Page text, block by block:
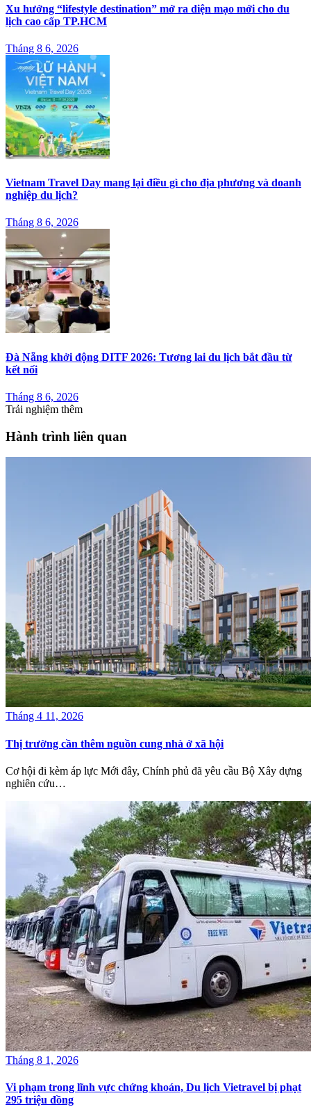
Xu hướng “lifestyle destination” mở ra diện mạo mới cho du
lịch cao cấp TP.HCM
Tháng 8 6, 2026
Vietnam Travel Day mang lại điều gì cho địa phương và doanh
nghiệp du lịch?
Tháng 8 6, 2026
Đà Nẵng khởi động DITF 2026: Tương lai du lịch bắt đầu từ
kết nối
Tháng 8 6, 2026
Trải nghiệm thêm
Hành trình liên quan
Tháng 4 11, 2026
Thị trường cần thêm nguồn cung nhà ở xã hội
Cơ hội đi kèm áp lực Mới đây, Chính phủ đã yêu cầu Bộ Xây dựng
nghiên cứu…
Tháng 8 1, 2026
Vi phạm trong lĩnh vực chứng khoán, Du lịch Vietravel bị phạt
295 triệu đồng